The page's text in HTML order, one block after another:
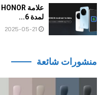
لمدة 6...
2025-05-21
منشورات شائعة